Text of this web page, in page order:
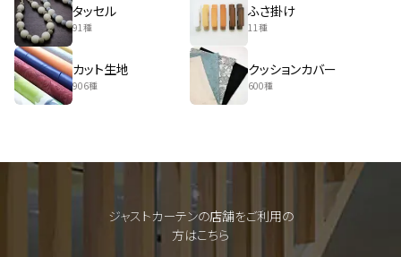
タッセル
91種
ふさ掛け
11種
カット生地
906種
クッションカバー
600種
ジャストカーテンの店舗をご利用の
方はこちら